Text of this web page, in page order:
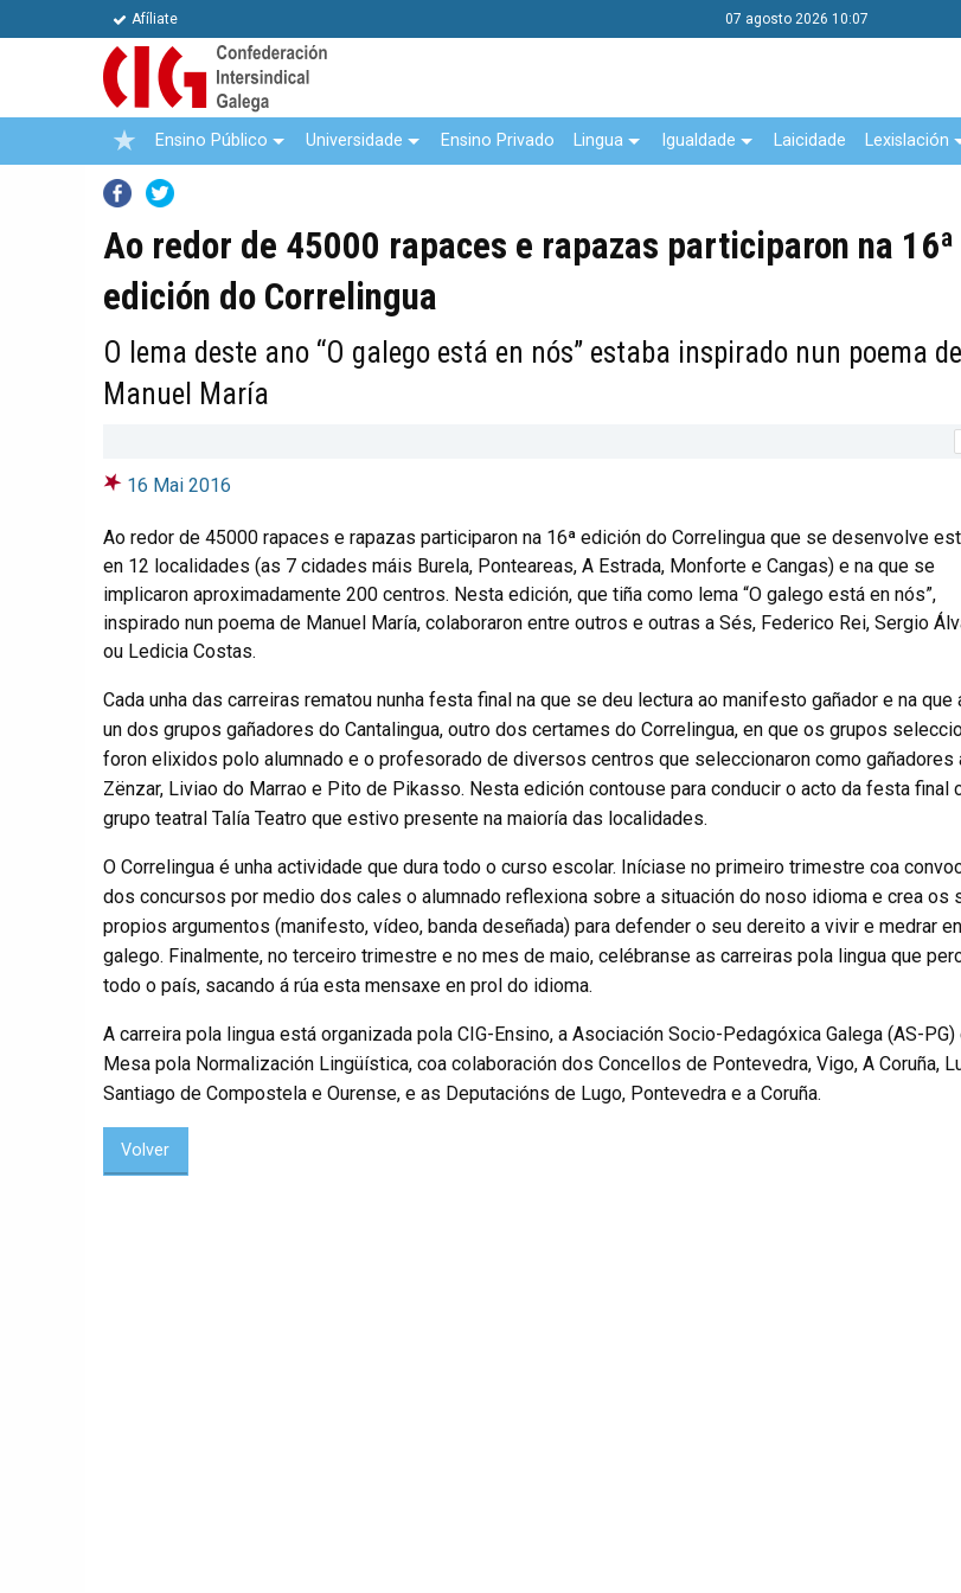
Afíliate 07 agosto 2026 10:07
Ensino Público Universidade Ensino Privado Lingua Igualdade Laicidade Lexislación
Facebook
Ao redor de 45000 rapaces e rapazas participaron na 16ª
edición do Correlingua
O lema deste ano “O galego está en nós” estaba inspirado nun poema de
Manuel María
16 Mai 2016
Ao redor de 45000 rapaces e rapazas participaron na 16ª edición do Correlingua que se desenvolve
en 12 localidades (as 7 cidades máis Burela, Ponteareas, A Estrada, Monforte e Cangas) e na que se
implicaron aproximadamente 200 centros. Nesta edición, que tiña como lema “O galego está en nós”,
inspirado nun poema de Manuel María, colaboraron entre outros e outras a Sés, Federico Rei, Sergio
ou Ledicia Costas.
Cada unha das carreiras rematou nunha festa final na que se deu lectura ao manifesto gañador e na que
un dos grupos gañadores do Cantalingua, outro dos certames do Correlingua, en que os grupos
foron elixidos polo alumnado e o profesorado de diversos centros que seleccionaron como gañadores
Zënzar, Liviao do Marrao e Pito de Pikasso. Nesta edición contouse para conducir o acto da festa final
grupo teatral Talía Teatro que estivo presente na maioría das localidades.
O Correlingua é unha actividade que dura todo o curso escolar. Iníciase no primeiro trimestre coa
dos concursos por medio dos cales o alumnado reflexiona sobre a situación do noso idioma e crea os
propios argumentos (manifesto, vídeo, banda deseñada) para defender o seu dereito a vivir e medrar en
galego. Finalmente, no terceiro trimestre e no mes de maio, celébranse as carreiras pola lingua que
todo o país, sacando á rúa esta mensaxe en prol do idioma.
A carreira pola lingua está organizada pola CIG-Ensino, a Asociación Socio-Pedagóxica Galega (AS-PG)
Mesa pola Normalización Lingüística, coa colaboración dos Concellos de Pontevedra, Vigo, A Coruña,
Santiago de Compostela e Ourense, e as Deputacións de Lugo, Pontevedra e a Coruña.
Volver